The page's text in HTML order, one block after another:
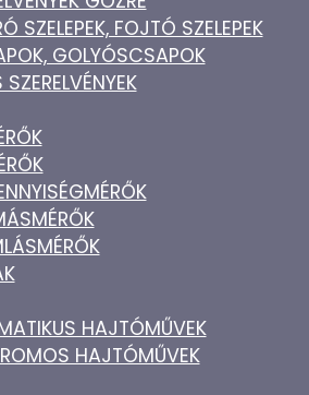
SZELEPEK, FOJTÓ SZELEPEK
GOLYÓSCSAPOK
HAJTÓMŰVEK
HAJTÓMŰVEK